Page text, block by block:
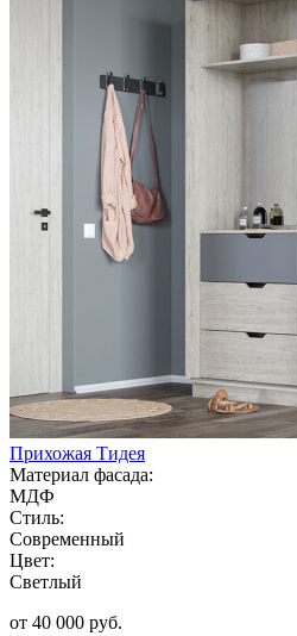
Прихожая Тидея
Материал фасада:
МДФ
Стиль:
Современный
Цвет:
Светлый
от 40 000 руб.